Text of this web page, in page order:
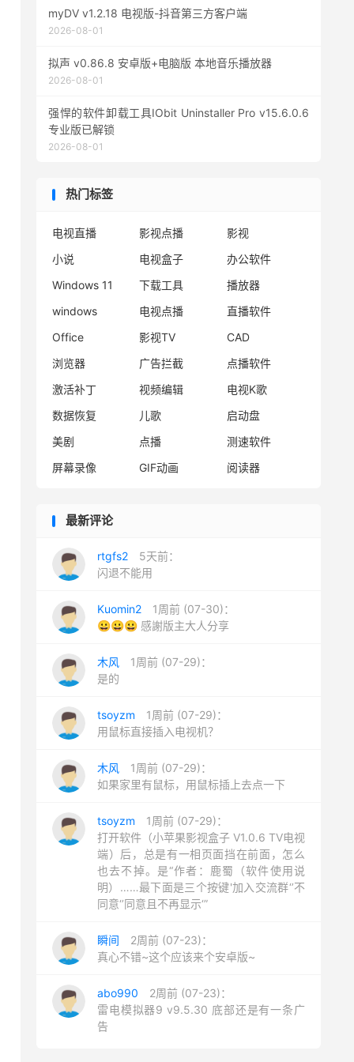
myDV v1.2.18 电视版-抖音第三方客户端
2026-08-01
拟声 v0.86.8 安卓版+电脑版 本地音乐播放器
2026-08-01
强悍的软件卸载工具IObit Uninstaller Pro v15.6.0.6
专业版已解锁
2026-08-01
热门标签
电视直播 影视点播
影视
小说
电视盒子
办公软件
Windows 11
下载工具
播放器
windows
电视点播
直播软件
Office
影视TV
CAD
浏览器
广告拦截
点播软件
激活补丁
视频编辑
电视K歌
数据恢复
儿歌
启动盘
美剧
点播
测速软件
屏幕录像
GIF动画 阅读器
最新评论
rtgfs2
5天前：
闪退不能用
Kuomin2
1周前 (07-30)：
😀😀😀 感謝版主大人分享
木风
1周前 (07-29)：
是的
tsoyzm
1周前 (07-29)：
用鼠标直接插入电视机？
木风
1周前 (07-29)：
如果家里有鼠标，用鼠标插上去点一下
tsoyzm
1周前 (07-29)：
打开软件（小苹果影视盒子 V1.0.6 TV电视
端）后，总是有一相页面挡在前面，怎么
也去不掉。是“作者：鹿蜀（软件使用说
明）……最下面是三个按键'加入交流群‘’不
同意‘’同意且不再显示‘”
瞬间
2周前 (07-23)：
真心不错~这个应该来个安卓版~
abo990
2周前 (07-23)：
雷电模拟器9 v9.5.30 底部还是有一条广
告